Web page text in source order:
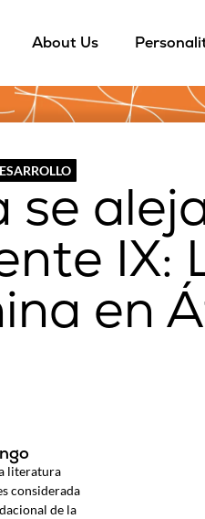
About Us
se
IX:
en
literatura
considerada
de la